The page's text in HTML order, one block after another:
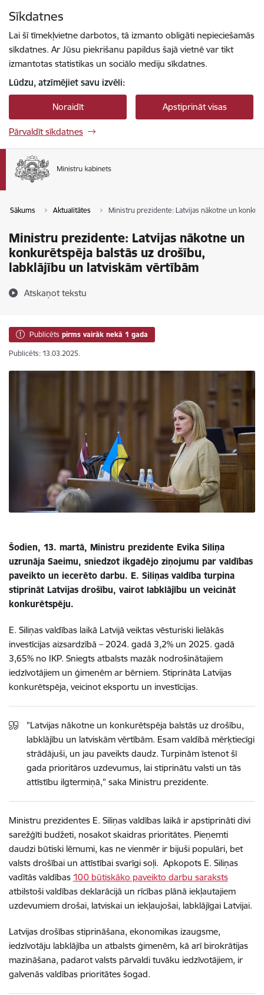
Sīkdatnes
Lai šī tīmekļvietne darbotos, tā izmanto obligāti nepieciešamās
sīkdatnes. Ar Jūsu piekrišanu papildus šajā vietnē var tikt
izmantotas statistikas un sociālo mediju sīkdatnes.
Lūdzu, atzīmējiet savu izvēli:
Noraidīt Apstiprināt visas
Pārvaldīt sīkdatnes
Sākums Aktualitātes Ministru prezidente: Latvijas nākotne un
Ministru prezidente: Latvijas nākotne un
konkurētspēja balstās uz drošību,
labklājību un latviskām vērtībām
Atskaņot tekstu
Publicēts pirms vairāk nekā 1 gada
Publicēts: 13.03.2025.
Šodien, 13. martā, Ministru prezidente Evika Siliņa
uzrunāja Saeimu, sniedzot ikgadējo ziņojumu par valdības
paveikto un iecerēto darbu. E. Siliņas valdība turpina
stiprināt Latvijas drošību, vairot labklājību un veicināt
konkurētspēju.
E. Siliņas valdības laikā Latvijā veiktas vēsturiski lielākās
investīcijas aizsardzībā – 2024. gadā 3,2% un 2025. gadā
3,65% no IKP. Sniegts atbalsts mazāk nodrošinātajiem
iedzīvotājiem un ģimenēm ar bērniem. Stiprināta Latvijas
konkurētspēja, veicinot eksportu un investīcijas.
"Latvijas nākotne un konkurētspēja balstās uz drošību,
labklājību un latviskām vērtībām. Esam valdībā mērķtiecīgi
strādājuši, un jau paveikts daudz. Turpinām īstenot šī
gada prioritāros uzdevumus, lai stiprinātu valsti un tās
attīstību ilgtermiņā," saka Ministru prezidente.
Ministru prezidentes E. Siliņas valdības laikā ir apstiprināti divi
sarežģīti budžeti, nosakot skaidras prioritātes. Pieņemti
daudzi būtiski lēmumi, kas ne vienmēr ir bijuši populāri, bet
valsts drošībai un attīstībai svarīgi soļi. Apkopots E. Siliņas
vadītās valdības 100 būtiskāko paveikto darbu saraksts
atbilstoši valdības deklarācijā un rīcības plānā iekļautajiem
uzdevumiem drošai, latviskai un iekļaujošai, labklājīgai Latvijai.
Latvijas drošības stiprināšana, ekonomikas izaugsme,
iedzīvotāju labklājība un atbalsts ģimenēm, kā arī birokrātijas
mazināšana, padarot valsts pārvaldi tuvāku iedzīvotājiem, ir
galvenās valdības prioritātes šogad.